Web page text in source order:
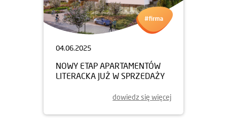
04.06.2025
NOWY ETAP APARTAMENTÓW
LITERACKA JUŻ W SPRZEDAŻY
dowiedz się więcej